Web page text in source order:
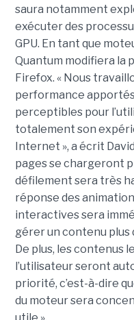
saura notamment
exécuter des
GPU. En tant que
Quantum modifiera la
Firefox. « Nous
performance
perceptibles pour
totalement son
Internet », a écrit
pages se chargeront
défilement sera très
réponse des
interactives sera
gérer un contenu plus
De plus, les contenus
l’utilisateur seront
priorité, c’est-à-dire
du moteur sera